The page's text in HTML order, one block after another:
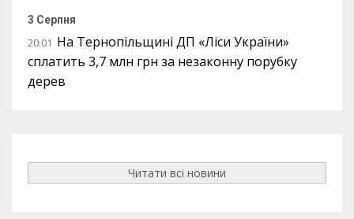
3 Серпня
20:01 На Тернопільщині ДП «Ліси України»
сплатить 3,7 млн грн за незаконну порубку
дерев
Читати всі новини